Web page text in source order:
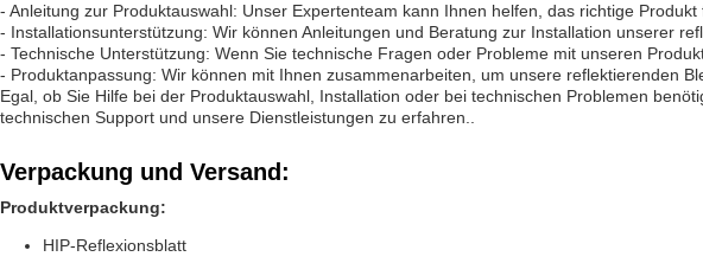
- Anleitung zur Produktauswahl: Unser Expertenteam kann Ihnen helfen, das richtige
- Installationsunterstützung: Wir können Anleitungen und Beratung zur Installation unserer
- Technische Unterstützung: Wenn Sie technische Fragen oder Probleme mit unseren
- Produktanpassung: Wir können mit Ihnen zusammenarbeiten, um unsere reflektierenden
Egal, ob Sie Hilfe bei der Produktauswahl, Installation oder bei technischen Problemen
technischen Support und unsere Dienstleistungen zu erfahren..
Verpackung und Versand:
Produktverpackung:
HIP-Reflexionsblatt